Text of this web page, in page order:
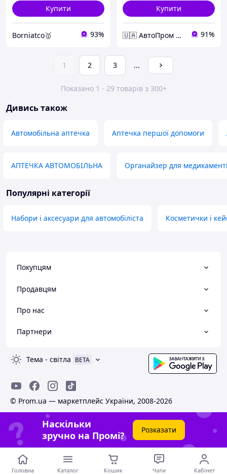
Купити
Borniatco🥇 93%
Купити
🇺🇦 АвтоПром 🇺🇦 91%
1 2 3 ...
Показано 1 - 29 товарів з 300+
Дивись також
Автомобільна аптечка Аптечка першої допомоги
АПТЕЧКА АВТОМОБІЛЬНА Органайзер для
Популярні категорії
Набори і аксесуари для автомобіліста Косметички і
Покупцям
Продавцям
Про нас
Партнери
Тема - світла BETA
© Prom.ua — маркетплейс України, 2008-2026
Наскільки
зручно на Промі?
Розказати
Головна Каталог Кошик Чати Кабінет